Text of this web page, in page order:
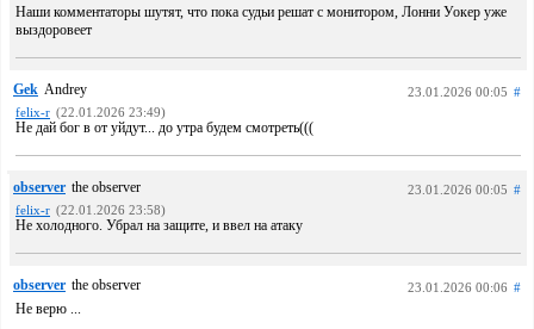
Наши комментаторы шутят, что пока судьи решат с монитором, Лонни Уокер уже
выздоровеет
Gek Andrey 23.01.2026 00:05 #
felix-r (22.01.2026 23:49)
Не дай бог в от уйдут... до утра будем смотреть(((
observer the observer 23.01.2026 00:05 #
felix-r (22.01.2026 23:58)
Не холодного. Убрал на защите, и ввел на атаку
observer the observer 23.01.2026 00:06 #
Не верю ...